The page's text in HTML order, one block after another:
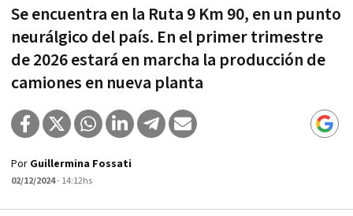
Se encuentra en la Ruta 9 Km 90, en un punto
neurálgico del país. En el primer trimestre
de 2026 estará en marcha la producción de
camiones en nueva planta
Por Guillermina Fossati
02/12/2024- 14:12hs